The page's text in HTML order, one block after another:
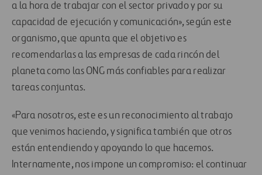
a la hora de trabajar con el sector privado y por su
capacidad de ejecución y comunicación», según este
organismo, que apunta que el objetivo es
recomendarlas a las empresas de cada rincón del
planeta como las ONG más confiables para realizar
tareas conjuntas.
«Para nosotros, este es un reconocimiento al trabajo
que venimos haciendo, y significa también que otros
están entendiendo y apoyando lo que hacemos.
Internamente, nos impone un compromiso: el continuar